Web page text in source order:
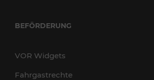
BEFÖRDERUNG
VOR Widgets
Fahrgastrechte